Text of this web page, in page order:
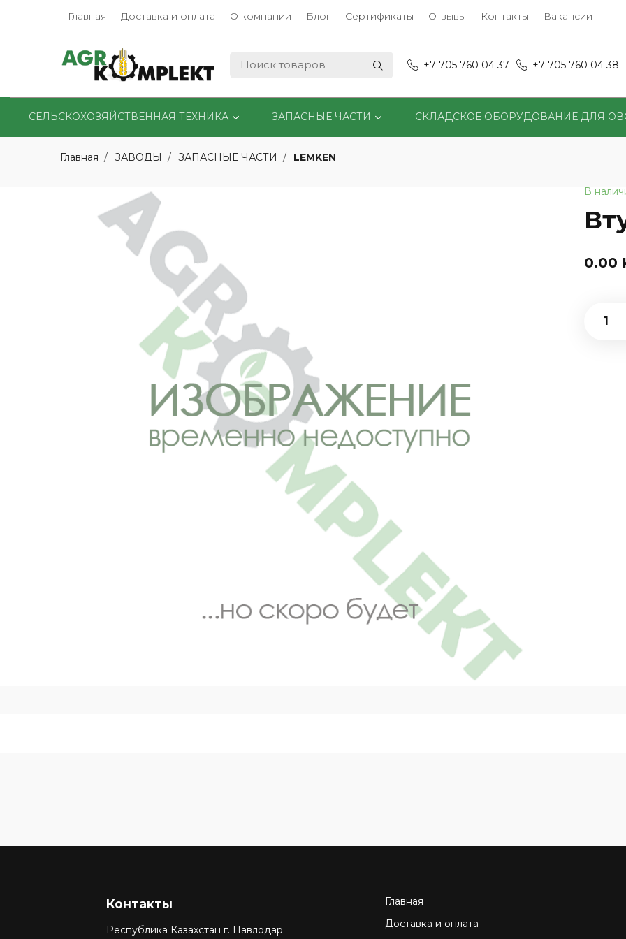
Главная Доставка и оплата О компании Блог Сертификаты Отзывы Контакты Вакансии
+7 705 760 04 37 +7 705 760 04 38
СЕЛЬСКОХОЗЯЙСТВЕННАЯ ТЕХНИКА ЗАПАСНЫЕ ЧАСТИ СКЛАДСКОЕ ОБОРУДОВАНИЕ ДЛЯ
Главная ЗАВОДЫ ЗАПАСНЫЕ ЧАСТИ LEMKEN
В
0.00
Главная
Доставка и оплата
Контакты
Республика Казахстан г. Павлодар